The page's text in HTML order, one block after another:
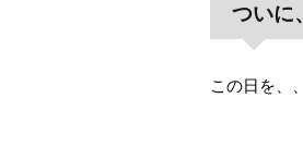
ついに
この日を、